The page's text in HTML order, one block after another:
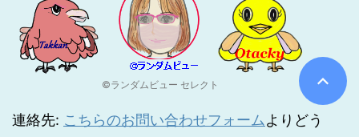
©ランダムビュー セレクト
連絡先: こちらのお問い合わせフォームよりどう